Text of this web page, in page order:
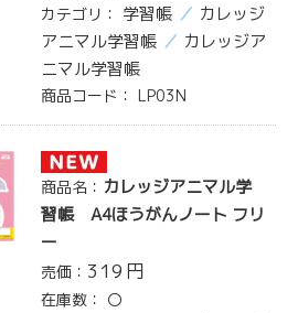
カテゴリ： 学習帳
カレッジ
アニマル学習帳
カレッジア
ニマル学習帳
商品コード： LP03N
商品名： カレッジアニマル学
習帳 A4ほうがんノート フリ
ー
売価： 319 円
在庫数： 〇